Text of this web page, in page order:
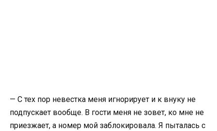
— С тех пор невестка меня игнорирует и к внуку не
подпускает вообще. В гости меня не зовет, ко мне не
приезжает, а номер мой заблокировала. Я пыталась с